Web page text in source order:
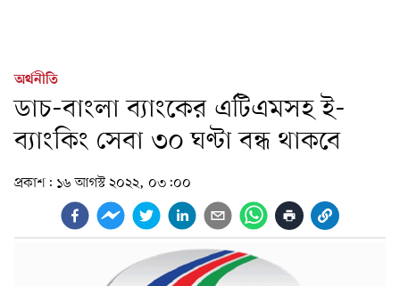
অর্থনীতি
ডাচ-বাংলা ব্যাংকের এটিএমসহ ই-
ব্যাংকিং সেবা ৩০ ঘণ্টা বন্ধ থাকবে
প্রকাশ: ১৬ আগস্ট ২০২২, ০৩:০০